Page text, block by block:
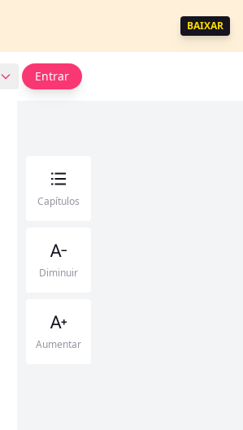
BAIXAR
Entrar
Capítulos
Diminuir
Aumentar